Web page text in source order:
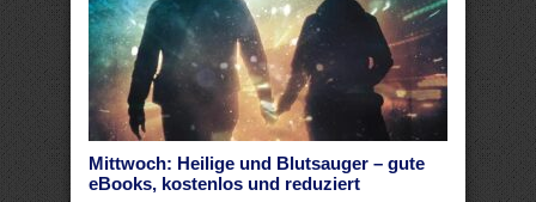
Mittwoch: Heilige und Blutsauger – gute
eBooks, kostenlos und reduziert